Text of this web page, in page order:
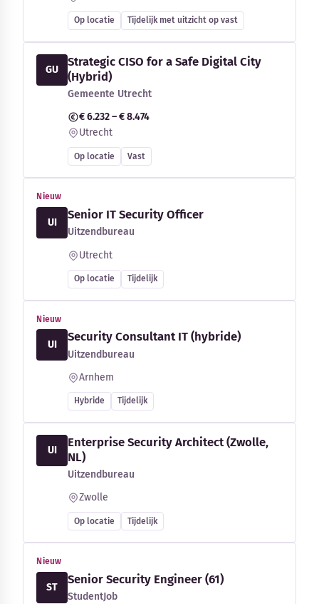
Op locatie Tijdelijk met uitzicht op vast
GU
Strategic CISO for a Safe Digital City
(Hybrid)
Gemeente Utrecht
€ 6.232 – € 8.474
Utrecht
Op locatie Vast
Nieuw
UI
Senior IT Security Officer
Uitzendbureau
Utrecht
Op locatie Tijdelijk
Nieuw
UI
Security Consultant IT (hybride)
Uitzendbureau
Arnhem
Hybride Tijdelijk
UI
Enterprise Security Architect (Zwolle,
NL)
Uitzendbureau
Zwolle
Op locatie Tijdelijk
Nieuw
ST
Senior Security Engineer (61)
StudentJob